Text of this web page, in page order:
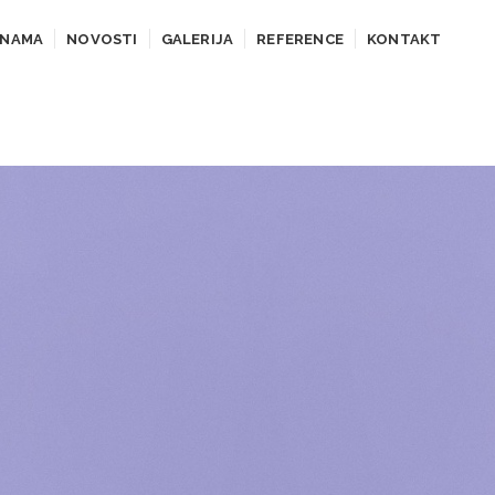
NOVOSTI GALERIJA REFERENCE KONTAKT